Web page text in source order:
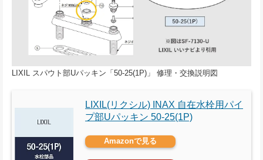
LIXIL スパウト部Uパッキン「50-25(1P)」 修理・交換説明図
LIXIL(リクシル) INAX 自在水栓用パイ
プ部Uパッキン 50-25(1P)
Amazonで見る